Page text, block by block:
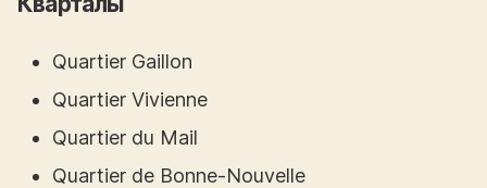
Quartier Gaillon
Quartier Vivienne
Quartier du Mail
Quartier de Bonne-Nouvelle